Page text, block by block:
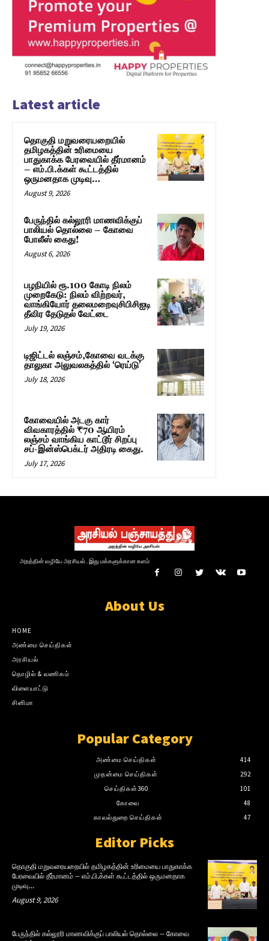
Latest article
தொகுதி மறுவரையறையில்
தமிழகத்தின் உரிமையை
பாதுகாக்க பேரவையில் தீர்மானம்
– எம்.பி.க்கள் கூட்டத்தில்
ஒருமனதாக முடிவு…
August 9, 2026
பேருந்தில் கல்லூரி மாணவிக்குப்
பாலியல் தொல்லை – கோவை
போலீஸ் கைது!
August 6, 2026
பழநியில் ரூ.100 கோடி நிலம்
முறைகேடு: நிலம் விற்றவர்,
வாங்கியோர் தலைமறைவுசிபிசிஐடி
தீவிர தேடுதல் வேட்டை
July 19, 2026
டிஜிட்டல் லஞ்சம்,கோவை வடக்கு
தாலுகா அலுவலகத்தில் ‘ரெய்டு’
July 18, 2026
கோவையில் அடகு கார்
விவகாரத்தில் ₹70 ஆயிரம்
லஞ்சம் வாங்கிய காட்டூர் சிறப்பு
சப்-இன்ஸ்பெக்டர் அதிரடி கைது.
July 17, 2026
அறத்தின் வழியே அரசியல்.. இது மக்களுக்கான களம்
About Us
HOME
அண்மை செய்திகள்
அரசியல்
தொழில் & வணிகம்
விளையாட்டு
சினிமா
Popular Category
அண்மை செய்திகள்
414
முதன்மை செய்திகள்
292
செய்திகள்360
101
கோவை
48
காவல்துறை செய்திகள்
47
Editor Picks
தொகுதி மறுவரையறையில் தமிழகத்தின் உரிமையை பாதுகாக்க
பேரவையில் தீர்மானம் – எம்.பி.க்கள் கூட்டத்தில் ஒருமனதாக
முடிவு…
August 9, 2026
பேருந்தில் கல்லூரி மாணவிக்குப் பாலியல் தொல்லை – கோவை